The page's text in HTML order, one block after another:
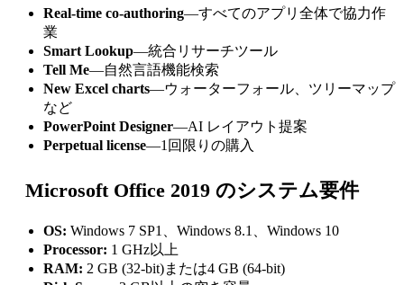
Real-time co-authoring—すべてのアプリ全体で協力作
業
Smart Lookup—統合リサーチツール
Tell Me—自然言語機能検索
New Excel charts—ウォーターフォール、ツリーマップ
など
PowerPoint Designer—AI レイアウト提案
Perpetual license—1回限りの購入
Microsoft Office 2019 のシステム要件
OS: Windows 7 SP1、Windows 8.1、Windows 10
Processor: 1 GHz以上
RAM: 2 GB (32-bit)または4 GB (64-bit)